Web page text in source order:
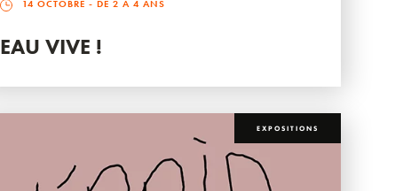
14 OCTOBRE - DE 2 À 4 ANS
EAU VIVE !
EXPOSITIONS